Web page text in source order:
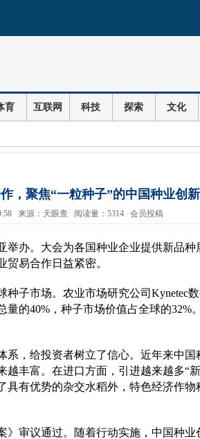
育 互联网 科技 探索 文化
，聚焦“一粒种子”的中国种业创
来源：天眼查 阅读量：5314 会员投稿
举办。大会为各国种业企业提供新品种
易合作日益紧密。
子市场。农业市场研究公司Kynetec
的40%，种子市场价值占全球的32%
系，给投资者树立了信心。近年来中国
丰富。在进口方面，引进越来越多“
具有优势的杂交水稻外，特色经济作物
》审议通过。随着行动实施，中国种业